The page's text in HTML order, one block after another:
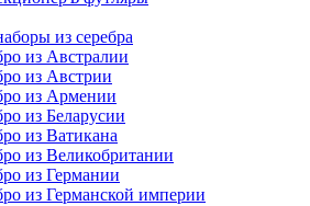
из серебра
из Австралии
из Австрии
из Армении
из Беларусии
из Ватикана
из Великобритании
из Германии
из Германской империи